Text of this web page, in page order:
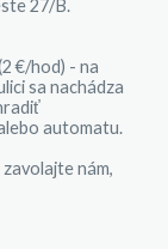
27/B.
€/hod) - na
sa nachádza
automatu.
nám,